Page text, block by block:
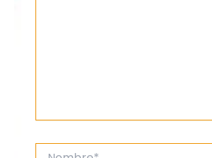
Nombre*